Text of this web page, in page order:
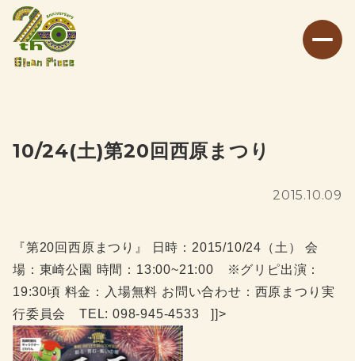
10/24(土)第20回西原まつり
2015.10.09
『第20回西原まつり』 日時：2015/10/24（土） 会
場：東崎公園 時間：13:00~21:00 ※グリピ出演：
19:30頃 料金：入場無料 お問い合わせ：西原まつり実
行委員会 TEL: 098-945-4533 ]]>